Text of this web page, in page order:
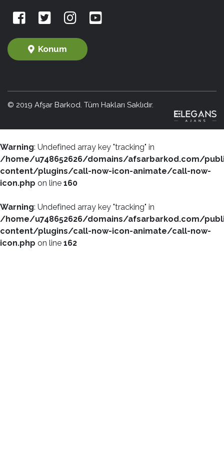
Konum
© 2019 Afşar Barkod. Tüm Hakları Saklıdır.
Warning: Undefined array key "tracking" in
/home/u748652626/domains/afsarbarkod.com/
content/plugins/call-now-icon-animate/call-now-
icon.php on line 160
Warning: Undefined array key "tracking" in
/home/u748652626/domains/afsarbarkod.com/
content/plugins/call-now-icon-animate/call-now-
icon.php on line 162